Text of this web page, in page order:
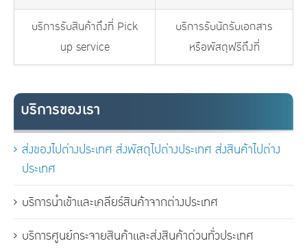
บริการรับสินค้าถึงที่ Pick
up service
บริการรับนัดรับเอกสาร
หรือพัสดุฟรีถึงที่
บริการของเรา
ส่งของไปต่างประเทศ ส่งพัสดุไปต่างประเทศ ส่งสินค้าไปต่าง
ประเทศ
บริการนำเข้าและเคลียร์สินค้าจากต่างประเทศ
บริการศูนย์กระจายสินค้าและส่งสินค้าด่วนทั่วประเทศ